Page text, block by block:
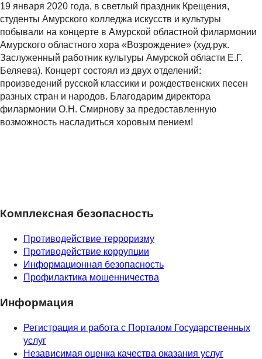
19 января 2020 года, в светлый праздник Крещения,
студенты Амурского колледжа искусств и культуры
побывали на концерте в Амурской областной филармонии
Амурского областного хора «Возрождение» (худ.рук.
Заслуженный работник культуры Амурской области Е.Г.
Беляева). Концерт состоял из двух отделений:
произведений русской классики и рождественских песен
разных стран и народов. Благодарим директора
филармонии О.Н. Смирнову за предоставленную
возможность насладиться хоровым пением!
Комплексная безопасность
Противодействие терроризму
Противодействие коррупции
Информационная безопасность
Профилактика мошенничества
Информация
Регистрация и работа с Порталом Государственных
услуг
Независимая оценка качества оказания услуг